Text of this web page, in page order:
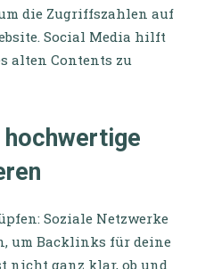
die Zugriffszahlen auf
Social Media hilft
alten Contents zu
Soziale Netzwerke
um Backlinks für deine
nicht ganz klar, ob und